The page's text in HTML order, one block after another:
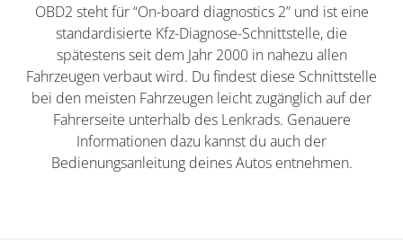
OBD2 steht für “On-board diagnostics 2” und ist eine
standardisierte Kfz-Diagnose-Schnittstelle, die
spätestens seit dem Jahr 2000 in nahezu allen
Fahrzeugen verbaut wird. Du findest diese Schnittstelle
bei den meisten Fahrzeugen leicht zugänglich auf der
Fahrerseite unterhalb des Lenkrads. Genauere
Informationen dazu kannst du auch der
Bedienungsanleitung deines Autos entnehmen.